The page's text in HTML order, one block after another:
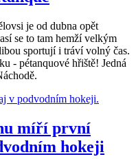
je od dubna opět
se to tam hemží velkým
sportují i tráví volný čas.
- pétanquové hřiště! Jedná
míří první
hokeji